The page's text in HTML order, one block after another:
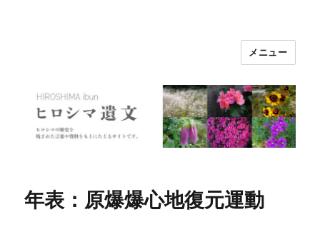
メニュー
年表：原爆爆心地復元運動